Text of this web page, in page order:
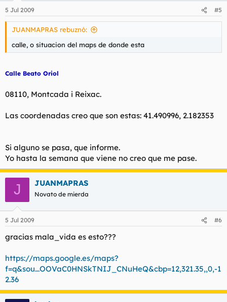
5 Jul 2009 #5
JUANMAPRAS rebuznó:
calle, o situacion del maps de donde esta
Calle Beato Oriol
08110, Montcada i Reixac.
Las coordenadas creo que son estas: 41.490996, 2.182353
Si alguno se pasa, que informe.
Yo hasta la semana que viene no creo que me pase.
J JUANMAPRAS
Novato de mierda
5 Jul 2009 #6
gracias mala_vida es esto???
https://maps.google.es/maps?
f=q&sou...OOVaC0HNSkTNIJ_CNuHeQ&cbp=12,321.35,,0,-1
2.36